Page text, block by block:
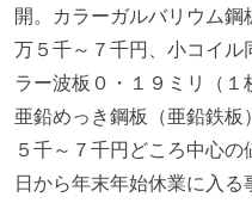
開。カラーガルバリウム
万５千～７千円、小コイ
ラー波板０・１９ミリ（
亜鉛めっき鋼板（亜鉛鉄
５千～７千円どころ中心
日から年末年始休業に入る